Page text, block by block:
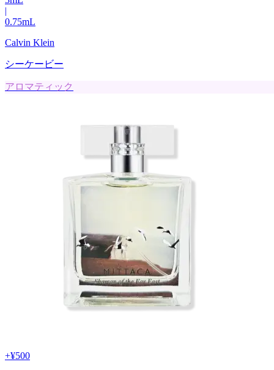
|
0.75mL
Calvin Klein
シーケービー
アロマティック
+¥500